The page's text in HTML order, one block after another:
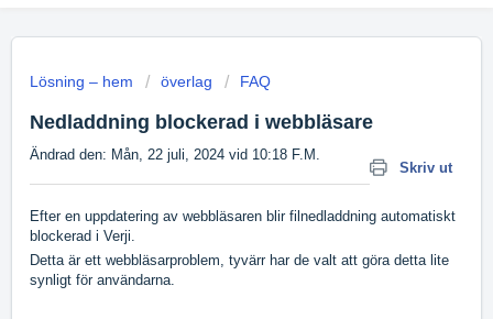
Lösning – hem överlag FAQ
Nedladdning blockerad i webbläsare
Skriv ut
Ändrad den: Mån, 22 juli, 2024 vid 10:18 F.M.
Efter en uppdatering av webbläsaren blir filnedladdning automatiskt
blockerad i Verji.
Detta är ett webbläsarproblem, tyvärr har de valt att göra detta lite
synligt för användarna.